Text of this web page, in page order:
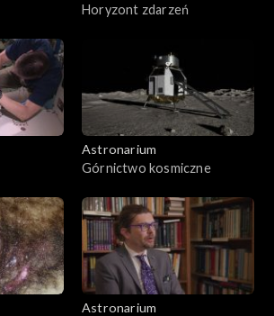
Horyzont zdarzeń
Astronarium
Górnictwo kosmiczne
Astronarium